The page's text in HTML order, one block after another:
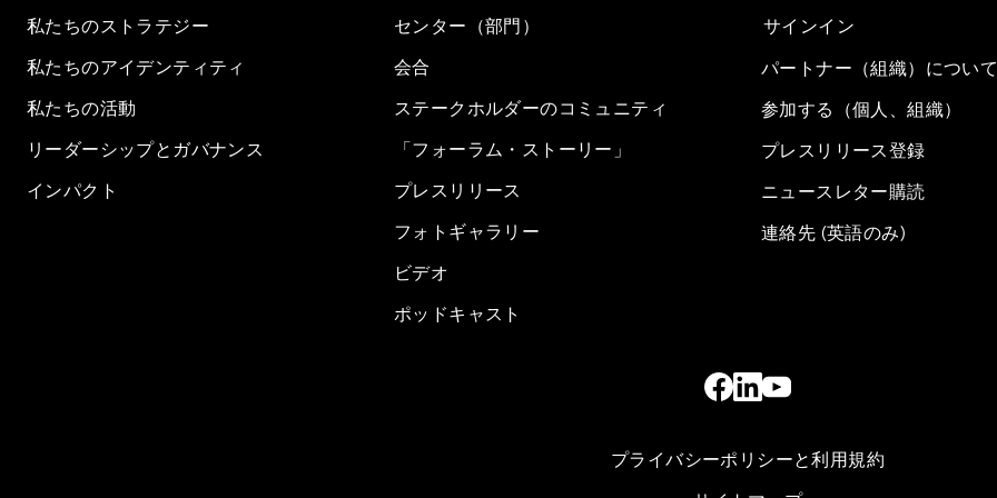
私たちのストラテジー
私たちのアイデンティティ
私たちの活動
リーダーシップとガバナンス
インパクト
センター（部門）
会合
ステークホルダーのコミュニティ
「フォーラム・ストーリー」
プレスリリース
フォトギャラリー
ビデオ
ポッドキャスト
サインイン
パートナー（組織）について
参加する（個人、組織）
プレスリリース登録
ニュースレター購読
連絡先 (英語のみ)
プライバシーポリシーと利用規約